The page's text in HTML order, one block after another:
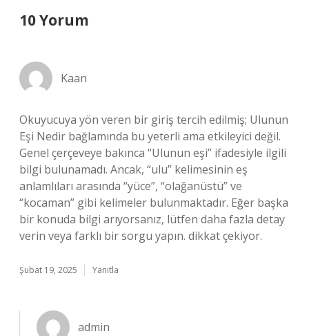
10 Yorum
Kaan
Okuyucuya yön veren bir giriş tercih edilmiş; Ulunun
Eşi Nedir bağlamında bu yeterli ama etkileyici değil.
Genel çerçeveye bakınca “Ulunun eşi” ifadesiyle ilgili
bilgi bulunamadı. Ancak, “ulu” kelimesinin eş
anlamlıları arasında “yüce”, “olağanüstü” ve
“kocaman” gibi kelimeler bulunmaktadır. Eğer başka
bir konuda bilgi arıyorsanız, lütfen daha fazla detay
verin veya farklı bir sorgu yapın. dikkat çekiyor.
Şubat 19, 2025 Yanıtla
admin